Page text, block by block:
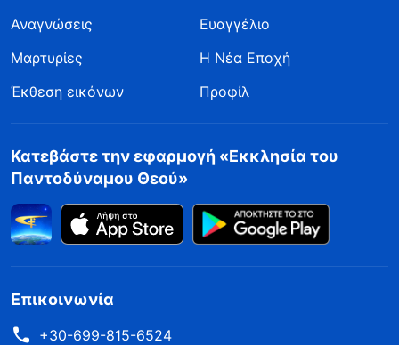
Αναγνώσεις
Ευαγγέλιο
Μαρτυρίες
Η Νέα Εποχή
Έκθεση εικόνων
Προφίλ
Κατεβάστε την εφαρμογή «Εκκλησία του
Παντοδύναμου Θεού»
Επικοινωνία
+30-699-815-6524